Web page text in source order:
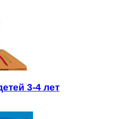
3-4 лет